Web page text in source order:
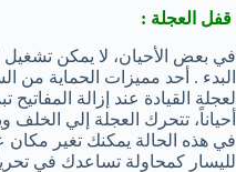
قفل العجلة :
في بعض الأحيان، لا يمكن
البدء . أحد مميزات الحماية من
لعجلة القيادة عند إزالة المفاتيح
أحياناً، تتحرك العجلة إلي
في هذه الحالة يمكنك تغير مكان
لليسار كمحاولة تساعدك في